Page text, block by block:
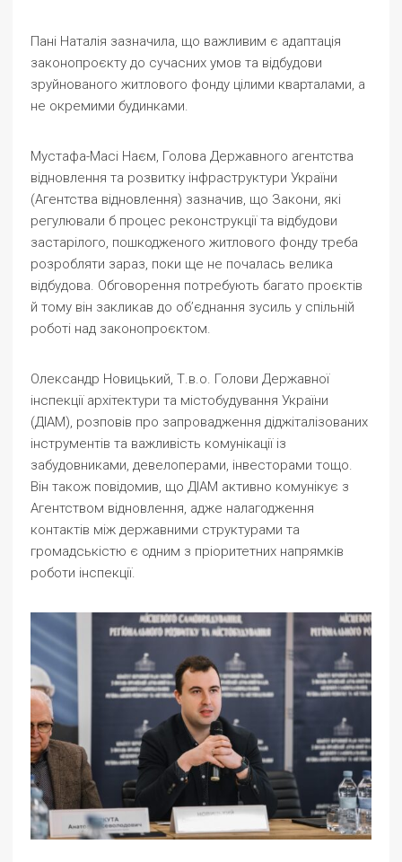
Пані Наталія зазначила, що важливим є адаптація
законопроєкту до сучасних умов та відбудови
зруйнованого житлового фонду цілими кварталами, а
не окремими будинками.
Мустафа-Масі Наєм, Голова Державного агентства
відновлення та розвитку інфраструктури України
(Агентства відновлення) зазначив, що Закони, які
регулювали б процес реконструкції та відбудови
застарілого, пошкодженого житлового фонду треба
розробляти зараз, поки ще не почалась велика
відбудова. Обговорення потребують багато проєктів
й тому він закликав до об’єднання зусиль у спільній
роботі над законопроєктом.
Олександр Новицький, Т.в.о. Голови Державної
інспекції архітектури та містобудування України
(ДІАМ), розповів про запровадження діджіталізованих
інструментів та важливість комунікації із
забудовниками, девелоперами, інвесторами тощо.
Він також повідомив, що ДІАМ активно комунікує з
Агентством відновлення, адже налагодження
контактів між державними структурами та
громадськістю є одним з пріоритетних напрямків
роботи інспекції.